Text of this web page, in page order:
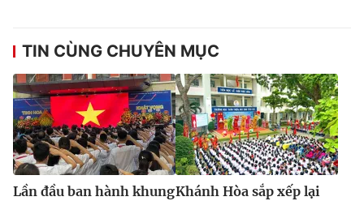
TIN CÙNG CHUYÊN MỤC
Lần đầu ban hành khungKhánh Hòa sắp xếp lại